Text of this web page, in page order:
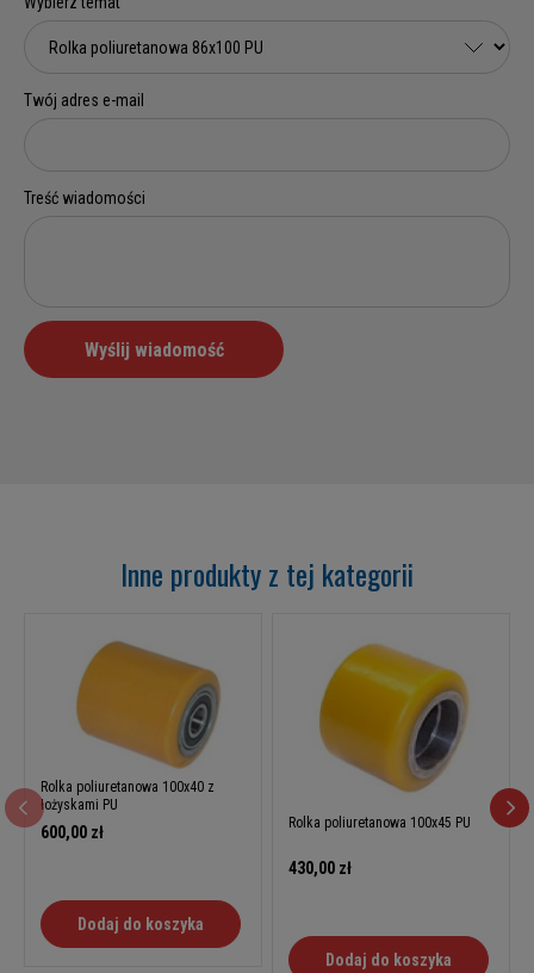
Inne produkty z tej kategorii
Rolka poliuretanowa 100x40 z
łożyskami PU
600,00 zł
Dodaj do koszyka
Rolka poliuretanowa 100x45 PU
430,00 zł
Dodaj do koszyka